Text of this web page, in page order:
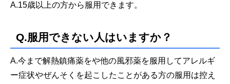
A.15歳以上の方から服用できます。
Q.服用できない人はいますか？
A.今まで解熱鎮痛薬をや他の風邪薬を服用してアレルギ
ー症状やぜんそくを起こしたことがある方の服用は控え